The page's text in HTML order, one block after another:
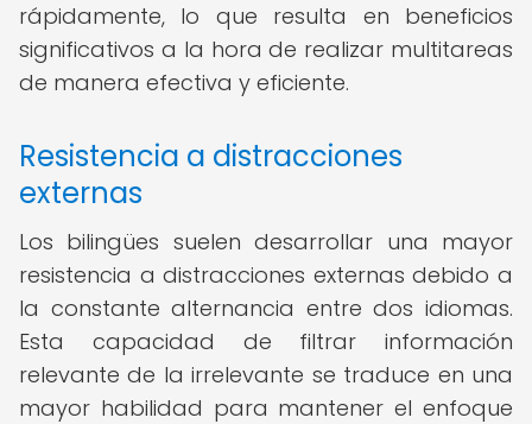
rápidamente, lo que resulta en beneficios
significativos a la hora de realizar multitareas
de manera efectiva y eficiente.
Resistencia a distracciones
externas
Los bilingües suelen desarrollar una mayor
resistencia a distracciones externas debido a
la constante alternancia entre dos idiomas.
Esta capacidad de filtrar información
relevante de la irrelevante se traduce en una
mayor habilidad para mantener el enfoque